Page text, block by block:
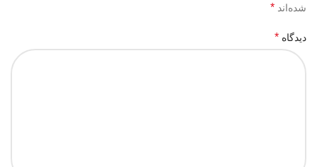
شده‌اند *
دیدگاه *